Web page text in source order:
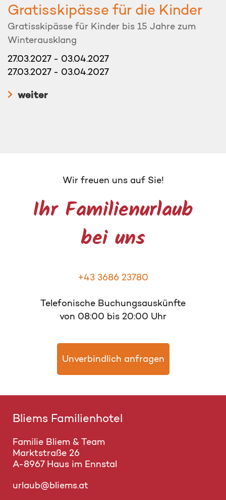
Gratisskipässe für die Kinder
Gratisskipässe für Kinder bis 15 Jahre zum
Winterausklang
27.03.2027 - 03.04.2027
27.03.2027 - 03.04.2027
weiter
Wir freuen uns auf Sie!
Ihr Familienurlaub
bei uns
+43 3686 23780
Telefonische Buchungsauskünfte
von 08:00 bis 20:00 Uhr
Unverbindlich anfragen
Bliems Familienhotel
Familie Bliem & Team
Marktstraße 26
A-8967 Haus im Ennstal
urlaub@bliems.at